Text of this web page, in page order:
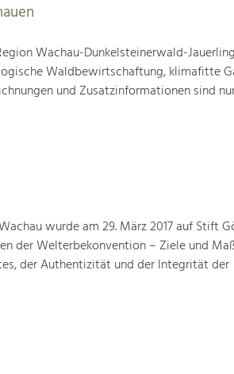
Wachau-Dunkelsteinerwald-
Waldbewirtschaftung, klimafitte
und Zusatzinformationen sind
wurde am 29. März 2017 auf Stift
der Welterbekonvention – Ziele und
der Authentizität und der Integrität der